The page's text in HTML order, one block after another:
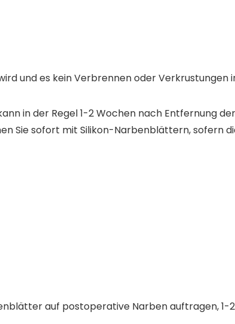
und es kein Verbrennen oder Verkrustungen
in der Regel 1-2 Wochen nach Entfernung
Sie sofort mit Silikon-Narbenblättern, sofern
auf postoperative Narben auftragen, 1-